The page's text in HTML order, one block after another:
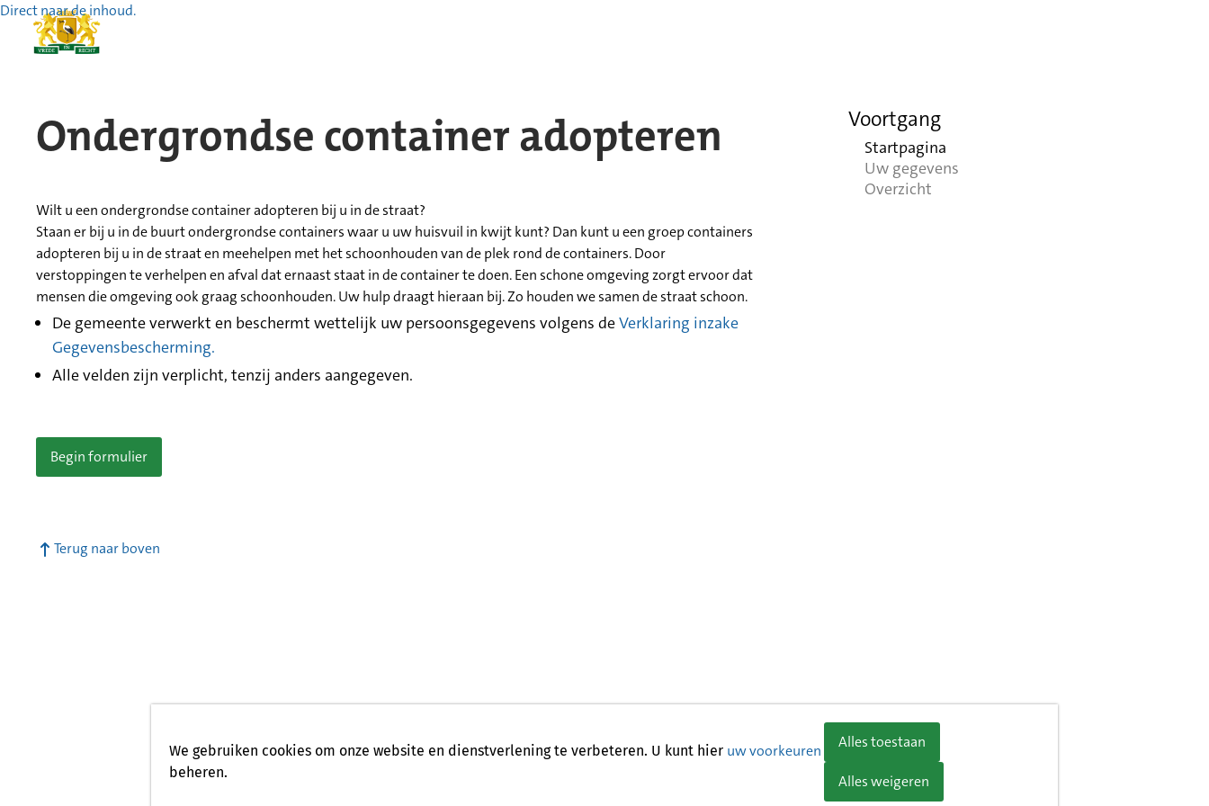
Direct naar de inhoud.
Ondergrondse container adopteren
Wilt u een ondergrondse container adopteren bij u in de straat?
Staan er bij u in de buurt ondergrondse containers waar u uw huisvuil in kwijt kunt? Dan kunt u een groep containers
adopteren bij u in de straat en meehelpen met het schoonhouden van de plek rond de containers. Door
verstoppingen te verhelpen en afval dat ernaast staat in de container te doen. Een schone omgeving zorgt ervoor dat
mensen die omgeving ook graag schoonhouden. Uw hulp draagt hieraan bij. Zo houden we samen de straat schoon.
De gemeente verwerkt en beschermt wettelijk uw persoonsgegevens volgens deVerklaring inzake
Gegevensbescherming.
Alle velden zijn verplicht, tenzij anders aangegeven.
Begin formulier
Voortgang
Startpagina
Uw gegevens
Overzicht
Terug naar boven
We gebruiken cookies om onze website en dienstverlening te verbeteren. U kunt hier uw voorkeuren
beheren.
Alles toestaan
Alles weigeren